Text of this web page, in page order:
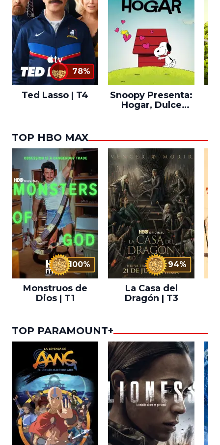
78%
Ted Lasso | T4
Snoopy Presenta:
Hogar, Dulce
TOP HBO MAX
100%
Monstruos de
Dios | T1
94%
La Casa del
Dragón | T3
TOP PARAMOUNT+